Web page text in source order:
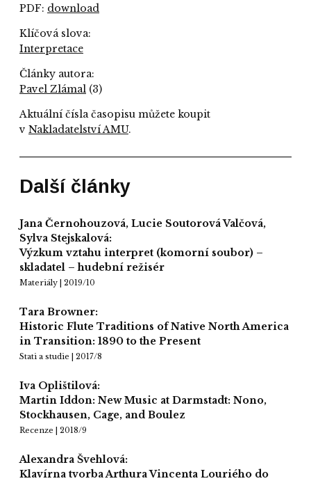
PDF: download
Klíčová slova:
Interpretace
Články autora:
Pavel Zlámal (3)
Aktuální čísla časopisu můžete koupit
v Nakladatelství AMU.
Další články
Jana Černohouzová, Lucie Soutorová Valčová,
Sylva Stejskalová:
Výzkum vztahu interpret (komorní soubor) –
skladatel – hudební režisér
Materiály | 2019/10
Tara Browner:
Historic Flute Traditions of Native North America
in Transition: 1890 to the Present
Stati a studie | 2017/8
Iva Oplištilová:
Martin Iddon: New Music at Darmstadt: Nono,
Stockhausen, Cage, and Boulez
Recenze | 2018/9
Alexandra Švehlová:
Klavírna tvorba Arthura Vincenta Louriého do